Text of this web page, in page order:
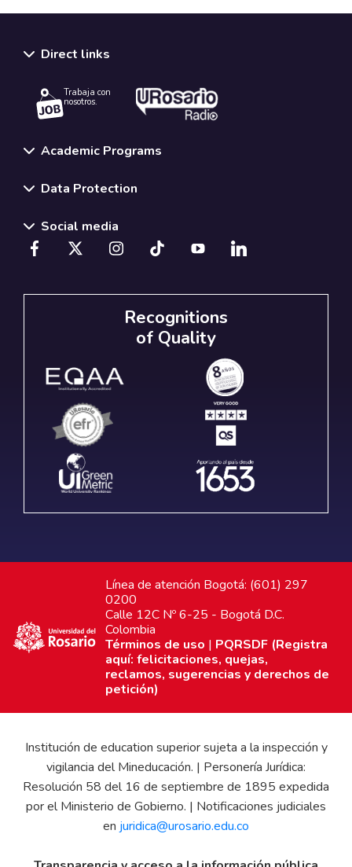
Direct links
Trabaja con
nosotros.
Academic Programs
Data Protection
Social media
Recognitions
of Quality
Línea de atención Bogotá: (601) 297
0200
Calle 12C Nº 6-25 - Bogotá D.C.
Colombia
Términos de uso | PQRSDF (Registra
aquí: felicitaciones, quejas,
reclamos, sugerencias y derechos de
petición)
Institución de education superior sujeta a la inspección y
vigilancia del Mineducación. | Personería Jurídica:
Resolución 58 del 16 de septiembre de 1895 expedida
por el Ministerio de Gobierno. | Notificaciones judiciales
en juridica@urosario.edu.co